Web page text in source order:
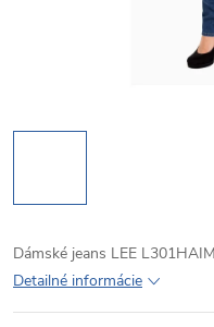
Dámské jeans LEE
Detailné informácie